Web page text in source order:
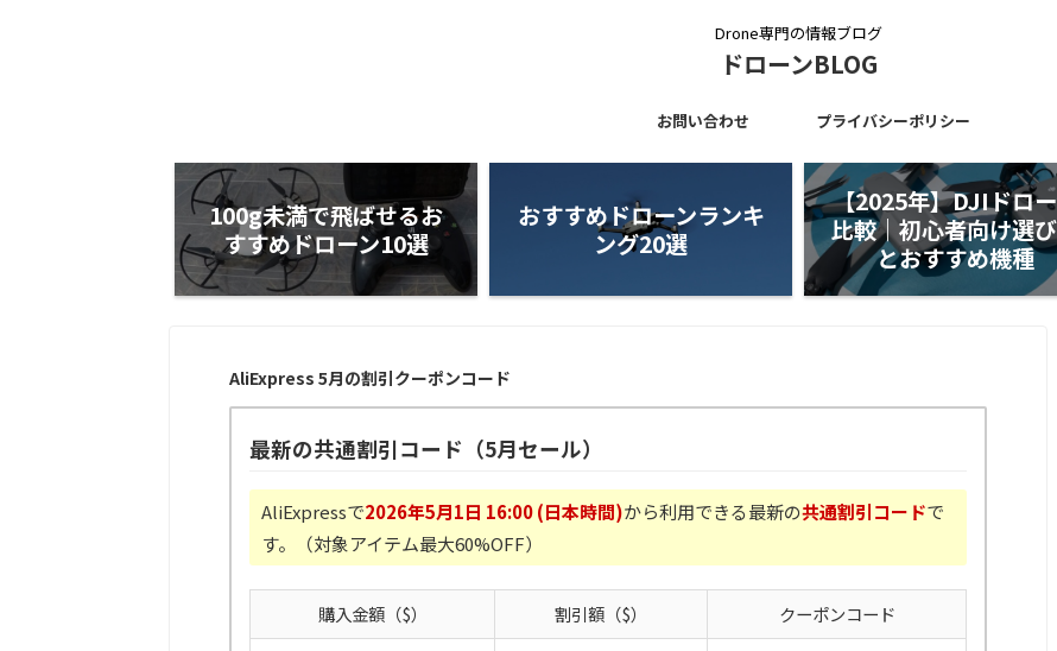
Drone専門の情報ブログ
ドローンBLOG
お問い合わせ プライバシーポリシー
100g未満で飛ばせるお
すすめドローン10選
おすすめドローンランキ
ング20選
【2025年】DJIドロ
比較｜初心者向け選
とおすすめ機種
AliExpress 5月の割引クーポンコード
最新の共通割引コード（5月セール）
AliExpressで2026年5月1日 16:00 (日本時間)から利用できる最新の共通割引コードで
す。（対象アイテム最大60%OFF）
購入金額（$） 割引額（$） クーポンコード